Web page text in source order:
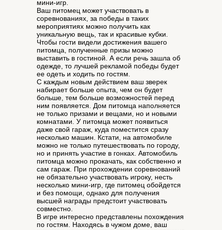
мини-игр.
Ваш питомец может участвовать в
соревнованиях, за победы в таких
мероприятиях можно получить как
уникальную вещь, так и красивые кубки.
Чтобы гости видели достижения вашего
питомца, полученные призы можно
выставить в гостиной. А если речь зашла об
одежде, то лучшей рекламой победы будет
ее одеть и ходить по гостям.
С каждым новым действием ваш зверек
набирает больше опыта, чем он будет
больше, тем больше возможностей перед
ним появляется. Дом питомца наполняется
не только призами и вещами, но и новыми
комнатами. У питомца может появиться
даже свой гараж, куда поместится сразу
несколько машин. Кстати, на автомобиле
можно не только путешествовать по городу,
но и принять участие в гонках. Автомобиль
питомца можно прокачать, как собственно и
сам гараж. При прохождении соревнований
не обязательно участвовать игроку, несть
несколько мини-игр, где питомец обойдется
и без помощи, однако для получения
высшей награды предстоит участвовать
совместно.
В игре интересно представлены похождения
по гостям. Находясь в чужом доме, ваш